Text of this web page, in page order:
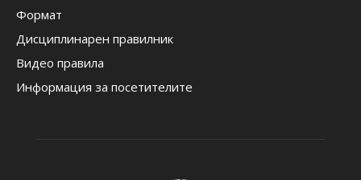
Формат
Дисциплинарен правилник
Видео правила
Информация за посетителите